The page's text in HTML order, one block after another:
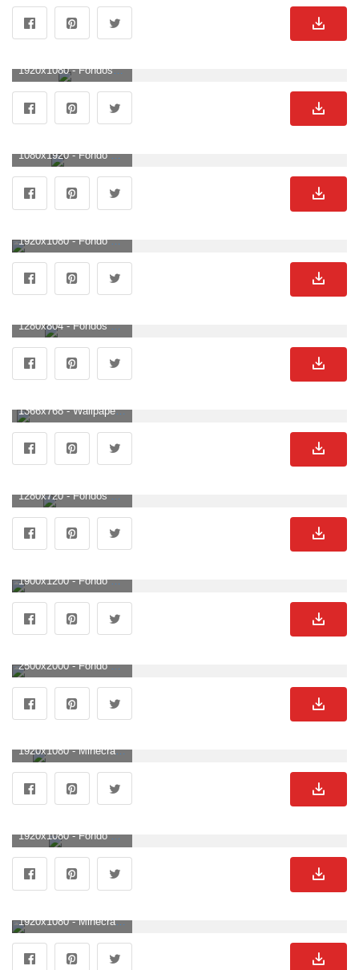
1920x1080 - Fondos de Minecraft | Mejores fondos de pantalla. Fondo para computadora HD 1080p de Minecraft.
1080x1920 - Fondo de pantalla de Minecraft - WebGameApp.com. Imágen de Minecraft.
1920x1080 - Fondo de pantalla de Minecraft - Minecraft Version Fisica Pc (# 61146) - HD. Wallpaper para escritorio HD 1080p de Minecraft.
1280x804 - Fondos de pantalla de Minecraft | Minecraft fotos gratis. Fondo de pantalla de Minecraft.
1366x768 - Wallpaper Generator with skins - Otro Fan Art - Fan Art - Muestra tu. Imágen de Minecraft.
1280x720 - Fondos de Minecraft 338.94 Kb | WallpapersExpert.com. Fondo para computadora HD 720p de Minecraft.
1900x1200 - Fondo de pantalla de Minecraft | Minecraft Wallpapers 3D HD Wallpaper. Imágen de Minecraft.
2500x2000 - Fondo de pantalla de Minecraft | 2500x2000 | ID: 15556 - WallpaperVortex.com. Wallpaper de Minecraft.
1920x1080 - Minecraft Wallpaper Mobs HD Wallpaper, imágenes de fondo. Fondo para computadora HD 1080p de Minecraft.
1920x1080 - Fondo de pantalla de Minecraft | 1920x1080 | # 42906. Fondo de pantalla HD 1080p de Minecraft.
1920x1080 - Minecraft fondos de escritorio 1920x1080 Full HD (1080p) fondos de escritorio. Imágen HD 1080p de Minecraft.